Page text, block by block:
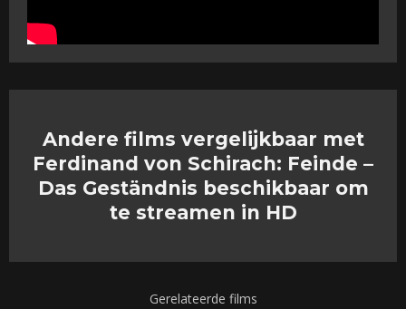
Andere films vergelijkbaar met
Ferdinand von Schirach: Feinde –
Das Geständnis beschikbaar om
te streamen in HD
Gerelateerde films